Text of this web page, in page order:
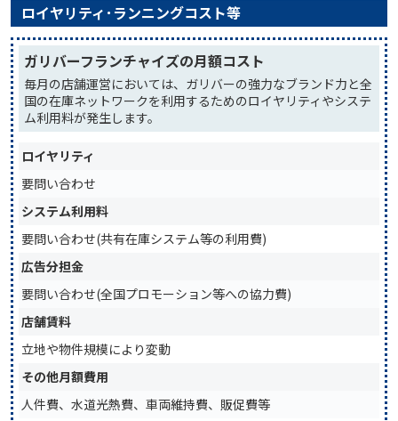
ロイヤリティ･ランニングコスト等
ガリバーフランチャイズの月額コスト
毎月の店舗運営においては、ガリバーの強力なブランド力と全
国の在庫ネットワークを利用するためのロイヤリティやシステ
ム利用料が発生します。
ロイヤリティ
要問い合わせ
システム利用料
要問い合わせ(共有在庫システム等の利用費)
広告分担金
要問い合わせ(全国プロモーション等への協力費)
店舗賃料
立地や物件規模により変動
その他月額費用
人件費、水道光熱費、車両維持費、販促費等